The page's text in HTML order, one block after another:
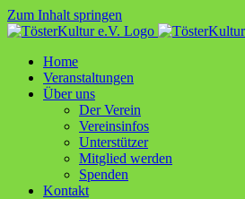
Zum Inhalt springen
Home
Ver­an­stal­tun­gen
Über uns
Der Ver­ein
Ver­ein­sin­fos
Unter­stüt­zer
Mit­glied werden
Spen­den
Kon­takt